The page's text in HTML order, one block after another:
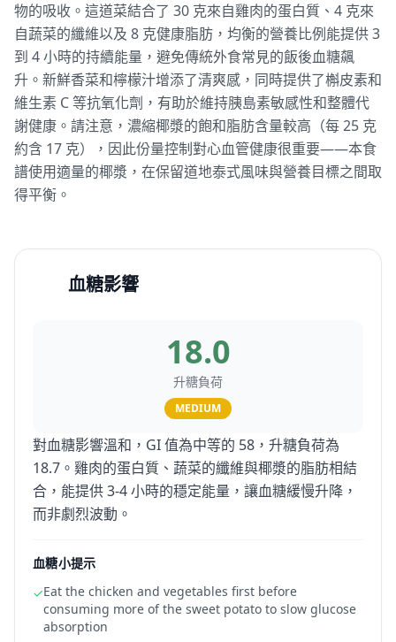
物的吸收。這道菜結合了 30 克來自雞肉的蛋白質、4 克來
自蔬菜的纖維以及 8 克健康脂肪，均衡的營養比例能提供 3
到 4 小時的持續能量，避免傳統外食常見的飯後血糖飆
升。新鮮香菜和檸檬汁增添了清爽感，同時提供了槲皮素和
維生素 C 等抗氧化劑，有助於維持胰島素敏感性和整體代
謝健康。請注意，濃縮椰漿的飽和脂肪含量較高（每 25 克
約含 17 克），因此份量控制對心血管健康很重要——本食
譜使用適量的椰漿，在保留道地泰式風味與營養目標之間取
得平衡。
血糖影響
18.0
升糖負荷
MEDIUM
對血糖影響溫和，GI 值為中等的 58，升糖負荷為
18.7。雞肉的蛋白質、蔬菜的纖維與椰漿的脂肪相結
合，能提供 3-4 小時的穩定能量，讓血糖緩慢升降，
而非劇烈波動。
血糖小提示
✓Eat the chicken and vegetables first before
consuming more of the sweet potato to slow glucose
absorption